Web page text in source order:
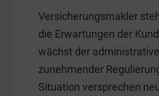
Versicherungsmakler
die Erwartungen der
wächst der
zunehmender
Situation versprechen